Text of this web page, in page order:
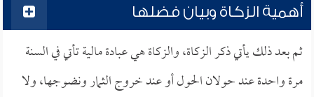
أهمية الزكاة وبيان فضلها
ثم بعد ذلك يأتي ذكر الزكاة، والزكاة هي عبادة مالية تأتي في السنة
مرة واحدة عند حولان الحول أو عند خروج الثمار ونضوجها، ولا